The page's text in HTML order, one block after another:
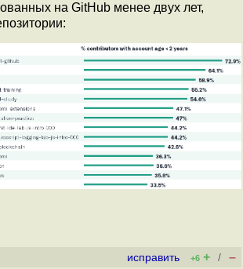
на GitHub менее двух лет,
исправить +6 + / –